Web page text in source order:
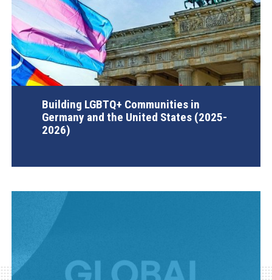
Building LGBTQ+ Communities in
Germany and the United States (2025-
2026)